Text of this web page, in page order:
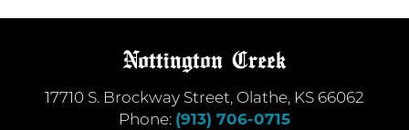
17710 S. Brockway Street, Olathe, KS 66062
Phone: (913) 706-0715